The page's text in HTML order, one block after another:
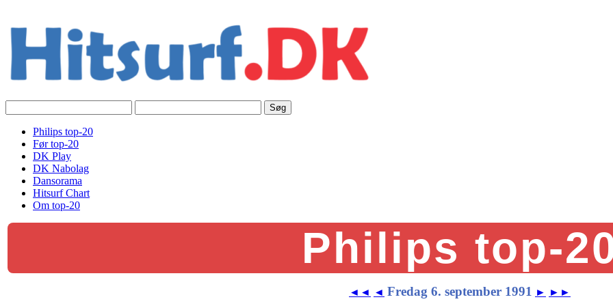
Philips top-20
Før top-20
DK Play
DK Nabolag
Dansorama
Hitsurf Chart
Om top-20
Philips top-
◄◄ ◄ Fredag 6. september 1991 ► ►►